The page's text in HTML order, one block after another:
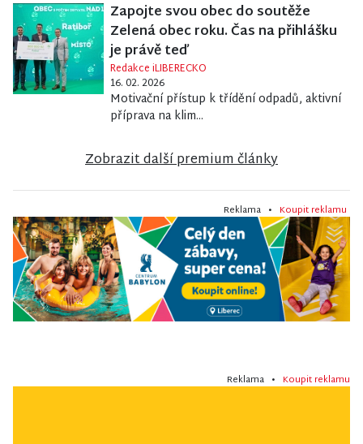
Zapojte svou obec do soutěže
Zelená obec roku. Čas na přihlášku
je právě teď
Redakce iLIBERECKO
16. 02. 2026
Motivační přístup k třídění odpadů, aktivní
příprava na klim...
Zobrazit další premium články
Reklama • Koupit reklamu
Reklama • Koupit reklamu